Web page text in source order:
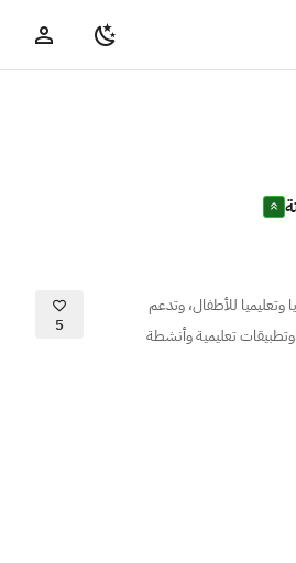
وتعليميا للأطفال، وتدعم
وتطبيقات تعليمية وأنشطة
5